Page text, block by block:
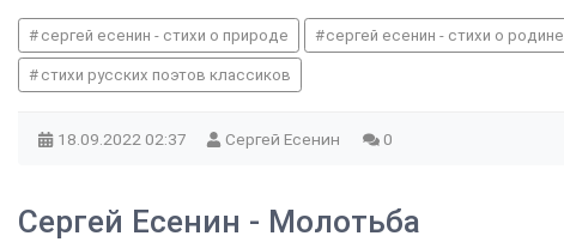
сергей есенин - стихи о природе сергей есенин - стихи о родине
стихи русских поэтов классиков
18.09.2022 02:37 Сергей Есенин 0
Сергей Есенин - Молотьба